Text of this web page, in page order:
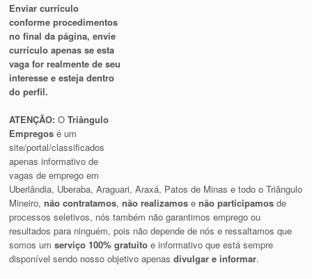
Enviar currículo
conforme procedimentos
no final da página, envie
currículo apenas se esta
vaga for realmente de seu
interesse e esteja dentro
do perfil.
ATENÇÃO: OTriângulo
Empregos é um
site/portal/classificados
apenas informativo de
vagas de emprego em
Uberlândia, Uberaba, Araguari, Araxá, Patos de Minas e todo o Triângulo
Mineiro,não contratamos,não realizamos enão participamos de
processos seletivos, nós também não garantimos emprego ou
resultados para ninguém, pois não depende de nós e ressaltamos que
somos umserviço 100% gratuito e informativo que está sempre
disponível sendo nosso objetivo apenasdivulgar e informar.